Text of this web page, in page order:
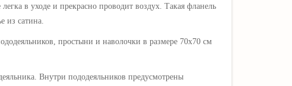
в уходе и прекрасно проводит воздух. Такая фланель
из сатина.
простыни и наволочки в размере 70х70 см
Внутри пододеяльников предусмотрены